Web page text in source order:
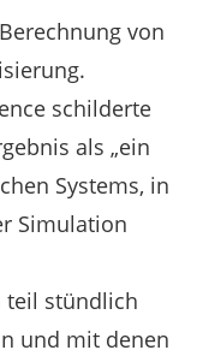
von
schilderte
als „ein
Systems, in
Simulation
teil stündlich
und mit denen